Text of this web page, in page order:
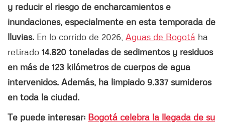
y reducir el riesgo de encharcamientos e
inundaciones, especialmente en esta temporada de
lluvias. En lo corrido de 2026, Aguas de Bogotá ha
retirado 14.820 toneladas de sedimentos y residuos
en más de 123 kilómetros de cuerpos de agua
intervenidos. Además, ha limpiado 9.337 sumideros
en toda la ciudad.
Te puede interesar: Bogotá celebra la llegada de su